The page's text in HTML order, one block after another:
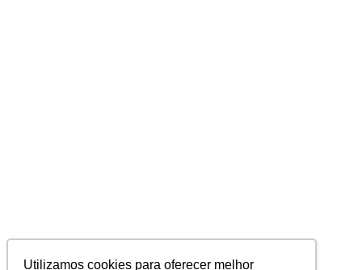
Utilizamos cookies para oferecer melhor